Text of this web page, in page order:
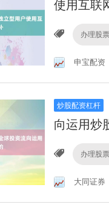
使用互联
办理股
申宝配资
炒股配资杠杆
向运用炒
办理股
大同证券